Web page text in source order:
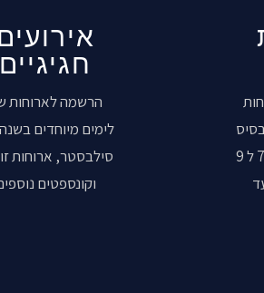
תפריטי טעימות בין 7 ל 9
חגיגיים
הרשמה לארוחות
לימים מיוחדים
סילבסטר, ארוחות
וקונספטים